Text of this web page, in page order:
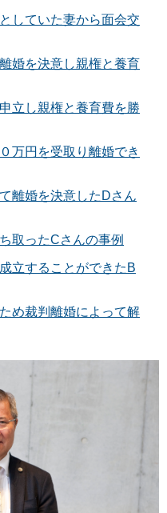
していた妻から面会交
婚を決意し親権と養育
立し親権と養育費を勝
万円を受取り離婚でき
離婚を決意したDさん
取ったCさんの事例
立することができたB
め裁判離婚によって解